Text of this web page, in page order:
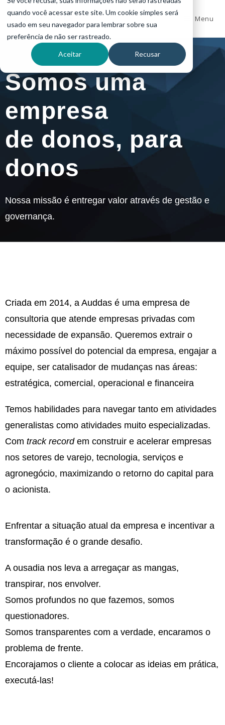
quando você acessar este site. Um cookie simples será
usado em seu navegador para lembrar sobre sua
preferência de não ser rastreado.
Aceitar Recusar
Menu
Somos uma
empresa
de donos, para
donos
Nossa missão é entregar valor através de gestão e
governança.
Criada em 2014, a Auddas é uma empresa de
consultoria que atende empresas privadas com
necessidade de expansão. Queremos extrair o
máximo possível do potencial da empresa, engajar a
equipe, ser catalisador de mudanças nas áreas:
estratégica, comercial, operacional e financeira
Temos habilidades para navegar tanto em atividades
generalistas como atividades muito especializadas.
Com track record em construir e acelerar empresas
nos setores de varejo, tecnologia, serviços e
agronegócio, maximizando o retorno do capital para
o acionista.
Enfrentar a situação atual da empresa e incentivar a
transformação é o grande desafio.
A ousadia nos leva a arregaçar as mangas,
transpirar, nos envolver.
Somos profundos no que fazemos, somos
questionadores.
Somos transparentes com a verdade, encaramos o
problema de frente.
Encorajamos o cliente a colocar as ideias em prática,
executá-las!